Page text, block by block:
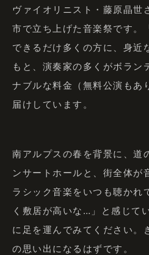
ヴァイオリニスト・藤原晶世
市で立ち上げた音楽祭です。
できるだけ多くの方に、身近
もと、演奏家の多くがボラン
ナブルな料金（無料公演もあ
届けしています。
南アルプスの春を背景に、道
ンサートホールと、街全体が
ラシック音楽をいつも聴かれ
く敷居が高いな…」と感じて
に足を運んでみてください。
の思い出になるはずです。